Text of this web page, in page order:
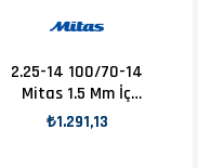
2.25-14 100/70-14
Mitas 1.5 Mm İç
Lastik
₺1.291,13